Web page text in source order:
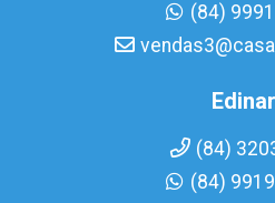
(84)
(84)
(84)